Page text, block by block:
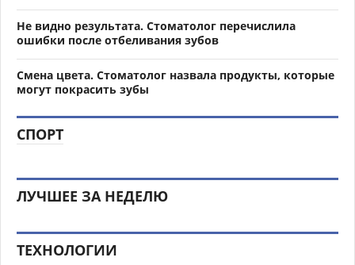
Не видно результата. Стоматолог перечислила
ошибки после отбеливания зубов
Смена цвета. Стоматолог назвала продукты, которые
могут покрасить зубы
СПОРТ
ЛУЧШЕЕ ЗА НЕДЕЛЮ
ТЕХНОЛОГИИ